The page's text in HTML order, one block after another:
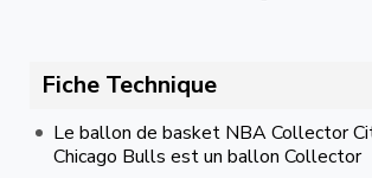
Fiche Technique
Le ballon de basket NBA Collector
Chicago Bulls est un ballon Collector